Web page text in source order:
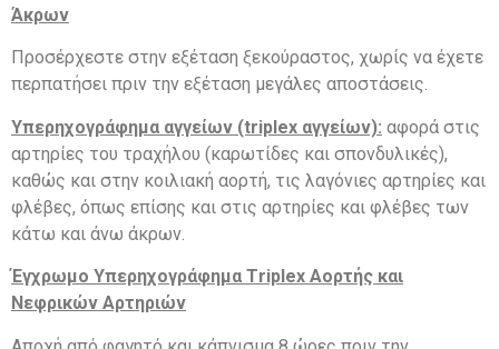
Άκρων
Προσέρχεστε στην εξέταση ξεκούραστος, χωρίς να έχετε
περπατήσει πριν την εξέταση μεγάλες αποστάσεις.
Υπερηχογράφημα αγγείων (triplex αγγείων): αφορά στις
αρτηρίες του τραχήλου (καρωτίδες και σπονδυλικές),
καθώς και στην κοιλιακή αορτή, τις λαγόνιες αρτηρίες και
φλέβες, όπως επίσης και στις αρτηρίες και φλέβες των
κάτω και άνω άκρων.
Έγχρωμο Υπερηχογράφημα Τriplex Αορτής και
Νεφρικών Αρτηριών